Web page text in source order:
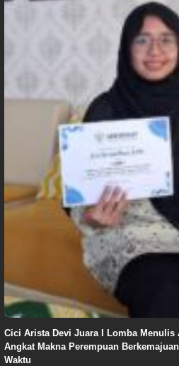
Cici Arista Devi Juara I Lomba Menulis
Angkat Makna Perempuan
Waktu